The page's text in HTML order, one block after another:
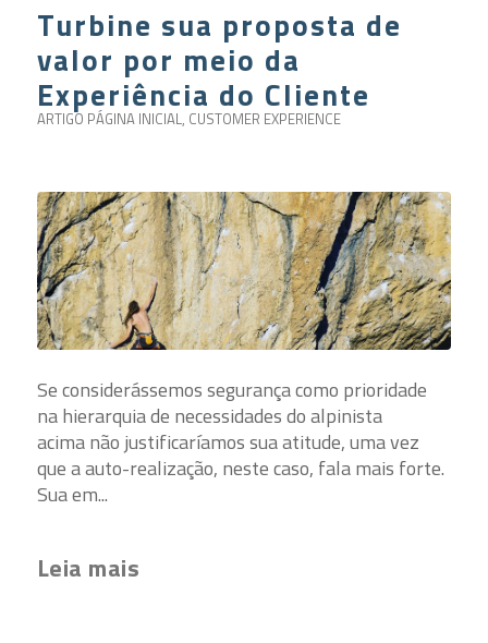
Turbine sua proposta de
valor por meio da
Experiência do Cliente
ARTIGO PÁGINA INICIAL, CUSTOMER EXPERIENCE
Se considerássemos segurança como prioridade
na hierarquia de necessidades do alpinista
acima não justificaríamos sua atitude, uma vez
que a auto-realização, neste caso, fala mais forte.
Sua em...
Leia mais